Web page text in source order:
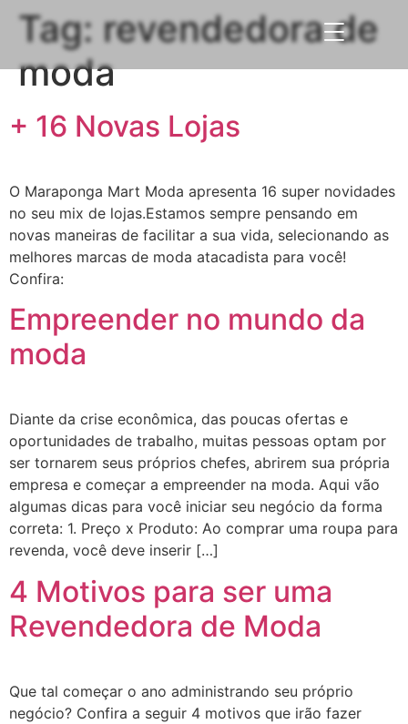
Tag: revendedora de
moda
+ 16 Novas Lojas
O Maraponga Mart Moda apresenta 16 super novidades
no seu mix de lojas.Estamos sempre pensando em
novas maneiras de facilitar a sua vida, selecionando as
melhores marcas de moda atacadista para você!
Confira:
Empreender no mundo da
moda
Diante da crise econômica, das poucas ofertas e
oportunidades de trabalho, muitas pessoas optam por
ser tornarem seus próprios chefes, abrirem sua própria
empresa e começar a empreender na moda. Aqui vão
algumas dicas para você iniciar seu negócio da forma
correta: 1. Preço x Produto: Ao comprar uma roupa para
revenda, você deve inserir […]
4 Motivos para ser uma
Revendedora de Moda
Que tal começar o ano administrando seu próprio
negócio? Confira a seguir 4 motivos que irão fazer